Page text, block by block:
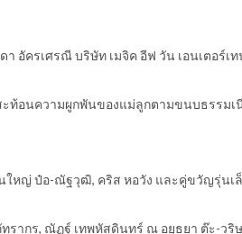
อัครเศรณี บริษัท เมจิค อีฟ วัน เอนเตอร์เ
ะท้อนความผูกพันของแม่ลูกตามขนบธรรม
ใหญ่ ป๋อ-ณัฐวุฒิ, คริส หอวัง และคู่ขวัญรุ่นเ
ากร, ณัฏฐ์ เทพหัสดินทร์ ณ อยุธยา ต๊ะ-วริ